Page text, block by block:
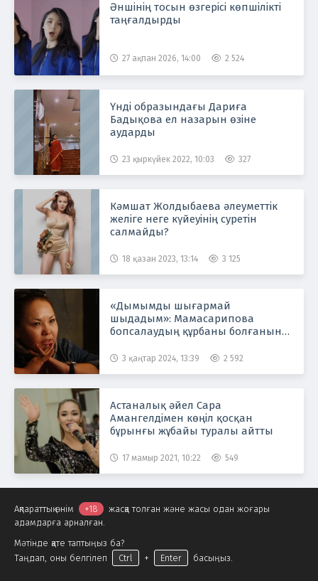
Әншінің тосын өзгерісі көпшілікті
таңғалдырды
27 ақпан 2026, 14:00 2 524
Үнді образындағы Дариға
Бадықова ел назарын өзіне
аударды
23 қыркүйек 2022, 10:03 327
Кәмшат Жолдыбаева әлеуметтік
желіге неге күйеуінің суретін
салмайды?
18 қазан 2023, 13:14 3 125
«Дымымды шығармай
шыдадым»: Мамасарипова
бопсалаудың құрбаны болғанын
3 қаңтар 2024, 13:39 2 592
Астаналық әйел Сара
Амангелдімен көңіл қосқан
бұрынғы жұбайы туралы айтты
17 мамыр 2021, 10:22 549
Ақпараттық өнім +18
жасқа толған және жасы одан жоғары
адамдарға арналған.
Мәтінде қате таптыңыз ба?
Таңдап, оны белгілеп
Ctrl + Enter басыңыз.